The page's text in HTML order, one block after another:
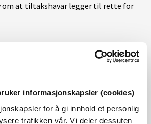
informasjonskapsler (cookies)
for å gi innhold et personlig
trafikken vår. Vi deler dessuten
om at tiltakshavar legger til rette for
friluftsliv, både som estetisk element
NVE meiner ei slukeevne som
vassføringsendringane i elva
vil vere positivt for
sidan fossen er synleg frå